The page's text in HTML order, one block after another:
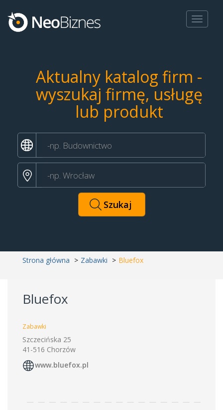
Toggle
Aktualny katalog firm -
wyszukaj firmę, usługę
lub produkt
Strona główna Zabawki Bluefox
Bluefox
Zabawki
Szczecińska 25
41-516 Chorzów
www.bluefox.pl